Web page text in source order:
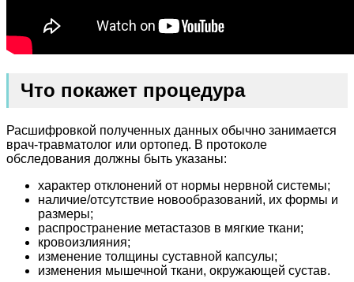
Что покажет процедура
Расшифровкой полученных данных обычно занимается
врач-травматолог или ортопед. В протоколе
обследования должны быть указаны:
характер отклонений от нормы нервной системы;
наличие/отсутствие новообразований, их формы и
размеры;
распространение метастазов в мягкие ткани;
кровоизлияния;
изменение толщины суставной капсулы;
изменения мышечной ткани, окружающей сустав.